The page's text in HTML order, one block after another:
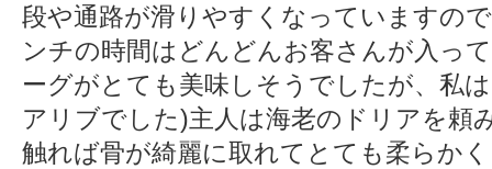
段や通路が滑りやすくなっていますの
ンチの時間はどんどんお客さんが入っ
ーグがとても美味しそうでしたが、私
アリブでした)主人は海老のドリアを頼
触れば骨が綺麗に取れてとても柔らか